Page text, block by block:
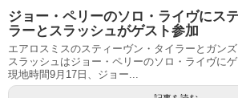
ジョー・ペリーのソロ・ライヴにス
ラーとスラッシュがゲスト参加
エアロスミスのスティーヴン・タイラーとガン
スラッシュはジョー・ペリーのソロ・ライヴにゲ
現地時間9月17日、ジョー...